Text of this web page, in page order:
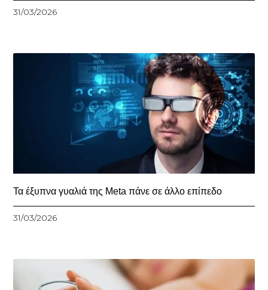
31/03/2026
Τα έξυπνα γυαλιά της Meta πάνε σε άλλο επίπεδο
31/03/2026